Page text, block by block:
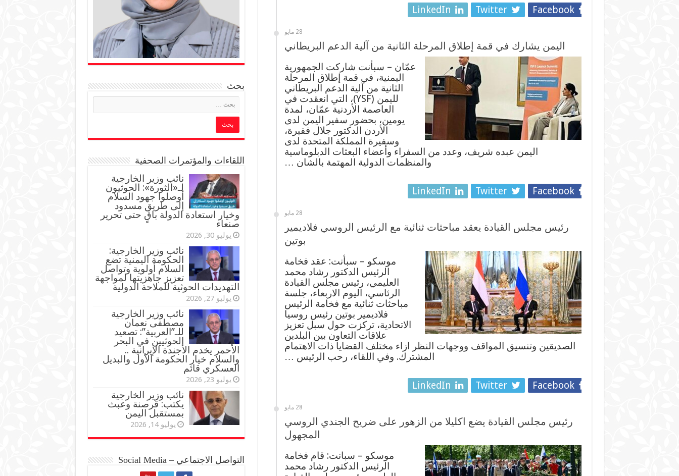
Facebook
Twitter
LinkedIn
28 مايو
اليمن يشارك في قمة إطلاق المرحلة الثانية من آلية الدعم البريطاني
عمّان – سبأنت شاركت الجمهورية
اليمنية، في قمة إطلاق المرحلة
الثانية من آلية الدعم البريطاني
لليمن (YSF)، التي انعقدت في
العاصمة الأردنية عمّان، لمدة
يومين، بحضور سفير اليمن لدى
الأردن الدكتور جلال فقيرة،
وسفيرة المملكة المتحدة لدى
اليمن عبده شريف، وعدد من السفراء وأعضاء البعثات الدبلوماسية
والمنظمات الدولية المهتمة بالشان …
Facebook
Twitter
LinkedIn
28 مايو
رئيس مجلس القيادة يعقد مباحثات ثنائية مع الرئيس الروسي فلاديمير
بوتين
موسكو – سبأنت: عقد فخامة
الرئيس الدكتور رشاد محمد
العليمي، رئيس مجلس القيادة
الرئاسي، اليوم الاربعاء، جلسة
مباحثات ثنائية مع فخامة الرئيس
فلاديمير بوتين رئيس روسيا
الاتحادية، تركزت حول سبل تعزيز
علاقات التعاون بين البلدين
الصديقين وتنسيق المواقف ووجهات النظر ازاء مختلف القضايا ذات الاهتمام
المشترك. وفي اللقاء، رحب الرئيس …
Facebook
Twitter
LinkedIn
28 مايو
رئيس مجلس القيادة يضع اكليلا من الزهور على ضريح الجندي الروسي
المجهول
موسكو – سبانت: قام فخامة
الرئيس الدكتور رشاد محمد
بحث
اللقاءات والمؤتمرات الصحفية
‏نائب وزير الخارجية
لـ«الثورة»: الحوثيون
أوصلوا جهود السلام
إلى طريق مسدود
وخيار استعادة الدولة باقٍ حتى تحرير
صنعاء
يوليو 30, 2026
نائب وزير الخارجية:
الحكومة اليمنية تضع
السلام أولوية وتواصل
تعزيز جاهزيتها لمواجهة
التهديدات الحوثية للملاحة الدولية
يوليو 27, 2026
نائب وزير الخارجية
مصطفى نعمان
للـ”العربية”: تصعيد
الحوثيين في البحر
الأحمر يخدم الأجندة الإيرانية ..
والسلام خيار الحكومة الأول والبديل
العسكري قائم
يوليو 23, 2026
نائب وزير الخارجية
يكتب: قرصنة وعبث
بمستقبل اليمن
يوليو 14, 2026
التواصل الاجتماعي – Social Media